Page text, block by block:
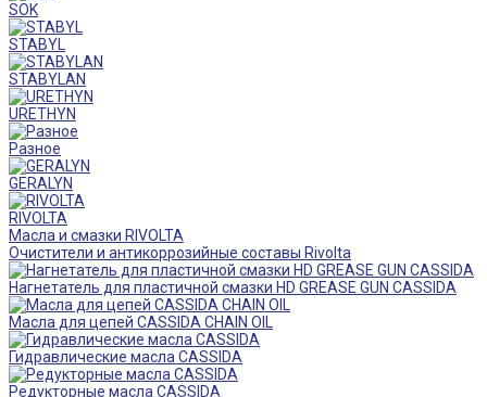
SOK
STABYL
STABYLAN
URETHYN
Разное
GERALYN
RIVOLTA
Масла и смазки RIVOLTA
Очистители и антикоррозийные составы Rivolta
Нагнетатель для пластичной смазки HD GREASE GUN CASSIDA
Масла для цепей CASSIDA CHAIN OIL
Гидравлические масла CASSIDA
Редукторные масла CASSIDA